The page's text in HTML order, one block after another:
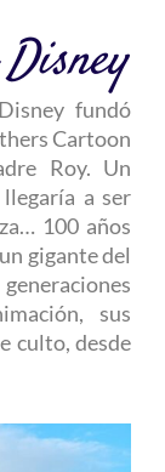
fundó
Cartoon
Roy. Un
a ser
100 años
gigante del
sus
culto, desde